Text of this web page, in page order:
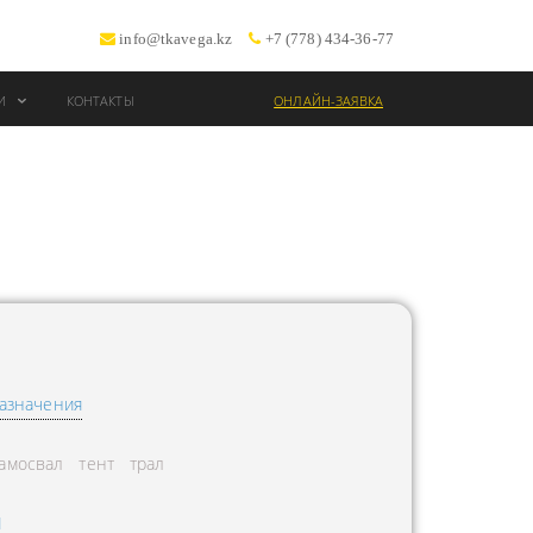
info@tkavega.kz +7 (778) 434-36-77
КОНТАКТЫ ОНЛАЙН-ЗАЯВКА
тент трал